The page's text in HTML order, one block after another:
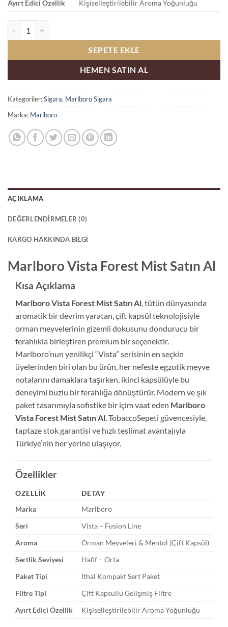
Ayırt Edici Özellik
Kişiselleştirilebilir Aroma Yoğunluğu
SEPETE EKLE
HEMEN SATIN AL
Kategoriler:Sigara, Marlboro Sigara
Marka: Marlboro
AÇIKLAMA
DEĞERLENDIRMELER (0)
KARGO HAKKINDA BILGI
Marlboro Vista Forest Mist Satın Al
Kısa Açıklama
Marlboro Vista Forest Mist Satın Al, tütün dünyasında
aromatik bir devrim yaratan, çift kapsül teknolojisiyle
orman meyvelerinin gizemli dokusunu dondurucu bir
ferahlıkla birleştiren premium bir seçenektir.
Marlboro’nun yenilikçi “Vista” serisinin en seçkin
üyelerinden biri olan bu ürün, her nefeste egzotik meyve
notalarını damaklara taşırken, ikinci kapsülüyle bu
deneyimi buzlu bir ferahlığa dönüştürür. Modern ve şık
paket tasarımıyla sofistike bir içim vaat eden Marlboro
Vista Forest Mist Satın Al, TobaccoSepeti güvencesiyle,
taptaze stok garantisi ve hızlı teslimat avantajıyla
Türkiye’nin her yerine ulaşıyor.
Özellikler
ÖZELLIK
DETAY
Marka
Marlboro
Seri
Vista – Fusion Line
Aroma
Orman Meyveleri & Mentol (Çift Kapsül)
Sertlik Seviyesi
Hafif – Orta
Paket Tipi
İthal Kompakt Sert Paket
Filtre Tipi
Çift Kapsüllü Gelişmiş Filtre
Ayırt Edici Özellik
Kişiselleştirilebilir Aroma Yoğunluğu